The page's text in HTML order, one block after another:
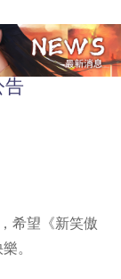
告
希望《新笑傲
。